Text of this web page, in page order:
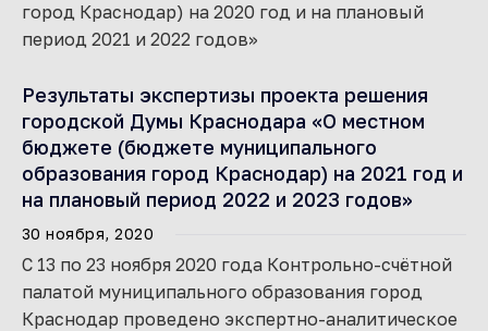
город Краснодар) на 2020 год и на плановый
период 2021 и 2022 годов»
Результаты экспертизы проекта решения
городской Думы Краснодара «О местном
бюджете (бюджете муниципального
образования город Краснодар) на 2021 год и
на плановый период 2022 и 2023 годов»
30 ноября, 2020
С 13 по 23 ноября 2020 года Контрольно-счётной
палатой муниципального образования город
Краснодар проведено экспертно-аналитическое